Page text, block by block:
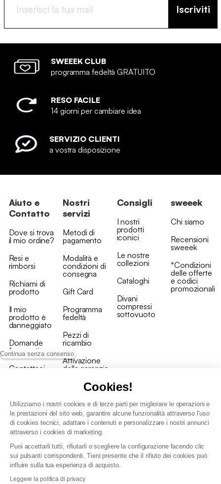
Continua senza consenso
Cookies!
Utilizziamo i nostri cookies e di terze parti per migliorare le operazioni e
le prestazioni del sito web, garantire alcune funzionalità attraverso l'uso
di cookies tecnici, adattare i contenuti e personalizzare i nostri annunci
attraverso i cookies di marketing.
Puoi accettarli tutti, rifiutarli o scegliere la configurazione facendo clic
sui pulsanti corrispondenti. Tieni presente che il rifiuto dei cookies può
influire sulla tua esperienza di acquisto.
Leggere la politica di privacy
Iscriviti
SWEEEK CLUB
programma fedeltà GRATUITO
RESO FACILE
14 giorni per cambiare idea
SERVIZIO CLIENTI
a vostra disposizione
Aiuto e
Contatto
Dove si trova
il mio ordine?
Resi e
rimborsi
Richiami di
prodotto
Il mio
prodotto è
danneggiato
Domande
frequenti
Contattaci
Nostri
servizi
Metodi di
pagamento
Modalità e
condizioni di
consegna
Gift Card
Programma
fedeltà
Pezzi di
ricambio
Attivazione
della garanzia
Consigli
I nostri
prodotti
iconici
Le nostre
collezioni
Cataloghi
Divani
compressi
sottovuoto
sweeek
Chi siamo
Recensioni
sweeek
*Condizioni
delle offerte
e codici
promozionali
Condizioni generali vendita
Politica di gestione dei dati personali e dei cookie
Condizioni generali di vendita per clienti professionali
Dichiarazione di accessibilità